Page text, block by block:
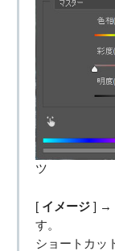
ツ
[ イメージ] →
す。
ショートカッ